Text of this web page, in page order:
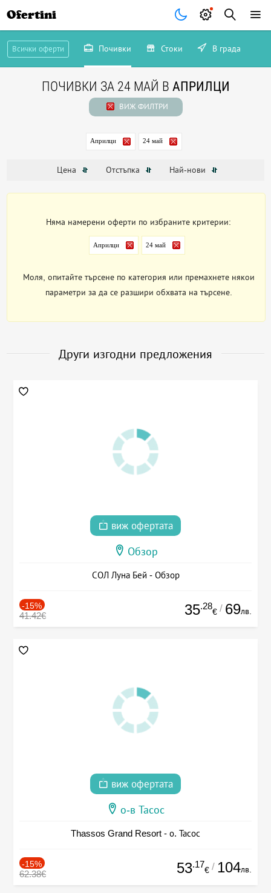
Ofertini
Всички оферти Почивки Стоки В града
ПОЧИВКИ ЗА 24 МАЙ В АПРИЛЦИ
ВИЖ ФИЛТРИ
Априлци 24 май
Цена Отстъпка Най-нови
Няма намерени оферти по избраните критерии:
Априлци 24 май
Моля, опитайте търсене по категория или премахнете някои
параметри за да се разшири обхвата на търсене.
Други изгодни предложения
виж офертата
Обзор
СОЛ Луна Бей - Обзор
-15%
41.42€ 35.28
€ / 69лв.
виж офертата
о-в Тасос
Thassos Grand Resort - о. Тасос
-15%
62.38€ 53.17
€ / 104лв.